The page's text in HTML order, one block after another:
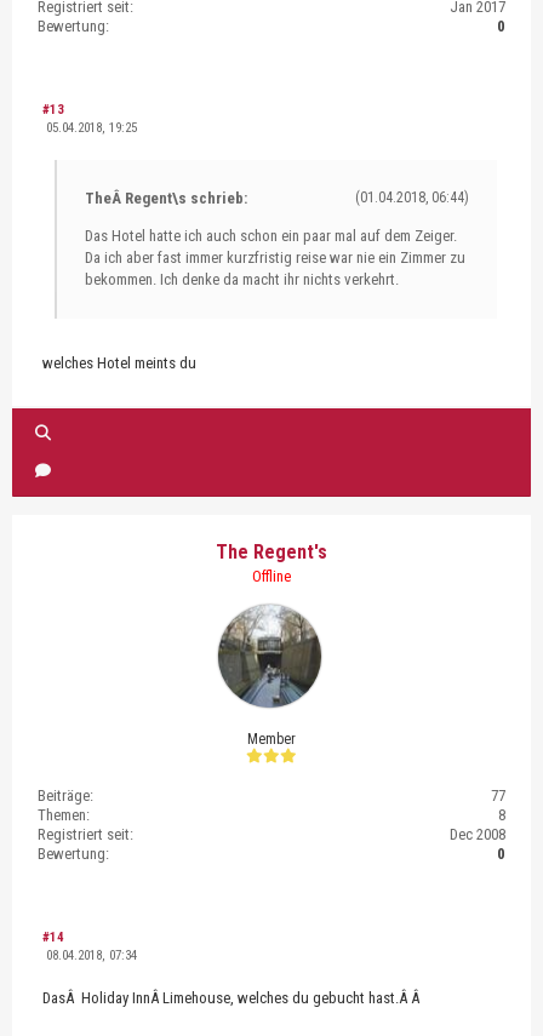
Registriert seit:
Jan 2017
Bewertung:
0
#13
05.04.2018, 19:25
(01.04.2018, 06:44)
TheÂ Regent\s schrieb:
Das Hotel hatte ich auch schon ein paar mal auf dem Zeiger.
Da ich aber fast immer kurzfristig reise war nie ein Zimmer zu
bekommen. Ich denke da macht ihr nichts verkehrt.
welches Hotel meints du
The Regent's
Offline
Member
Beiträge:
77
Themen:
8
Registriert seit:
Dec 2008
Bewertung:
0
#14
08.04.2018, 07:34
DasÂ Holiday InnÂ Limehouse, welches du gebucht hast.Â Â